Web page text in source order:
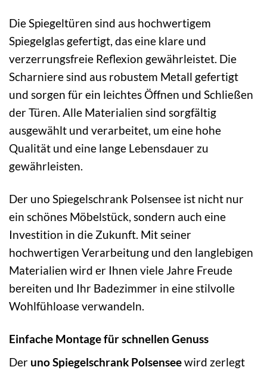
Die Spiegeltüren sind aus hochwertigem
Spiegelglas gefertigt, das eine klare und
verzerrungsfreie Reflexion gewährleistet. Die
Scharniere sind aus robustem Metall gefertigt
und sorgen für ein leichtes Öffnen und Schließen
der Türen. Alle Materialien sind sorgfältig
ausgewählt und verarbeitet, um eine hohe
Qualität und eine lange Lebensdauer zu
gewährleisten.
Der uno Spiegelschrank Polsensee ist nicht nur
ein schönes Möbelstück, sondern auch eine
Investition in die Zukunft. Mit seiner
hochwertigen Verarbeitung und den langlebigen
Materialien wird er Ihnen viele Jahre Freude
bereiten und Ihr Badezimmer in eine stilvolle
Wohlfühloase verwandeln.
Einfache Montage für schnellen Genuss
Der uno Spiegelschrank Polsenseewird zerlegt